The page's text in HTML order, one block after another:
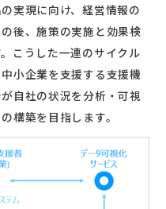
実現に向け、経営情報の
後、施策の実施と効果検
こうした一連のサイクル
小企業を支援する支援機
自社の状況を分析・可視
構築を目指します。